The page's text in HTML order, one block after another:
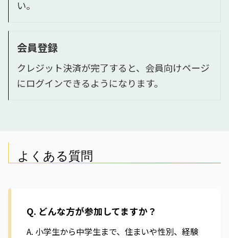
い。
会員登録
クレジット決済が完了すると、会員向けページ
にログインできるようになります。
よくある質問
Q. どんな方が参加してますか？
A. 小学生から中学生まで、住まいや性別、経験